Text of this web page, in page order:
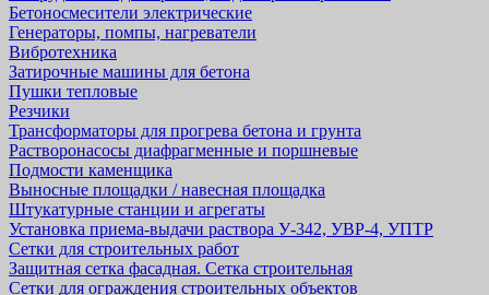
Бетоносмесители электрические
Генераторы, помпы, нагреватели
Вибротехника
Затирочные машины для бетона
Пушки тепловые
Резчики
Трансформаторы для прогрева бетона и грунта
Растворонасосы диафрагменные и поршневые
Подмости каменщика
Выносные площадки / навесная площадка
Штукатурные станции и агрегаты
Установка приема-выдачи раствора У-342, УВР-4, УПТР
Сетки для строительных работ
Защитная cетка фасадная. Сетка строительная
Сетки для ограждения строительных объектов